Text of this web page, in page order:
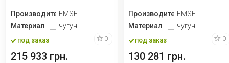
ПроизводительEMSE
Материал
чугун
под заказ 0
215 933 грн.
ПроизводительEMSE
Материал
чугун
под заказ 0
130 281 грн.